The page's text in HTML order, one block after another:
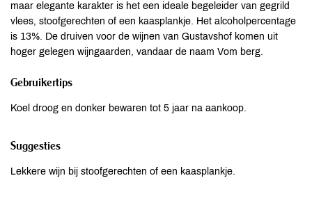
maar elegante karakter is het een ideale begeleider van gegrild
vlees, stoofgerechten of een kaasplankje. Het alcoholpercentage
is 13%. De druiven voor de wijnen van Gustavshof komen uit
hoger gelegen wijngaarden, vandaar de naam Vom berg.
Gebruikertips
Koel droog en donker bewaren tot 5 jaar na aankoop.
Suggesties
Lekkere wijn bij stoofgerechten of een kaasplankje.